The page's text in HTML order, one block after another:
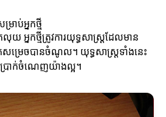
ាប់អ្នកថ្មី
អ្នកថ្មីត្រូវការយុទ្ធសាស្ត្រដែលមាន
សម្រេចបានចំណូល។ យុទ្ធសាស្ត្រទាំងនេះ
ប្រាក់ចំណេញយ៉ាងល្អ។